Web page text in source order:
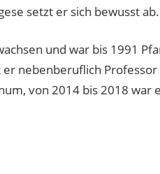
setzt er sich bewusst ab.
und war bis 1991
nebenberuflich
von 2014 bis 2018 war